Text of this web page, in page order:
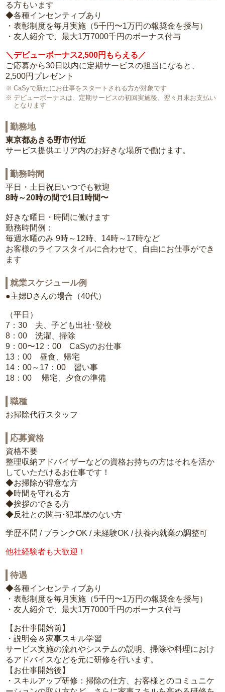
る方もいます
◆各種インセンティブあり
・表彰制度を毎月実施（5千円〜1万円の報奨金を授与）
・友人紹介で、最大1万7000千円のボーナス付与
＼デビューボーナス2,500円もらえる／
ご応募から30日以内に定期サービスの担当になると、
2,500円プレゼント
CaSyで新たにお仕事をスタートされる方が対象です
デビューボーナスは、定期サービスの初回実施後、翌々月末お支払い
となります
勤務地
東京都あきる野市付近
サービス提供エリア内のお好きな場所で働けます。
勤務時間
平日・土日祝日いつでも歓迎
8時～20時の間で1日1時間〜
好きな曜日・時間に働けます
勤務時間例：
毎週水曜のみ 9時～12時、14時～17時など
お客様のライフスタイルに合わせて、自由にお仕事ができ
ます
就業スケジュール例
●主婦Dさんの場合（40代）
（平日）
7：30 夫、子ども出社･登校
8：00 洗濯、掃除
9：00〜12：00 CaSyのお仕事
13：00 昼食、帰宅
14：00～17：00 習い事
18：00 帰宅、夕食の準備
職種
お掃除代行スタッフ
応募資格
資格不要
整理収納アドバイザーなどの資格お持ちの方はそれを活か
していただけるお仕事です！
◆お掃除が得意な方
◆時間を守れる方
◆挨拶のできる方
◆反社との関与･犯罪歴のない方
学歴不問 / ブランクOK / 未経験OK / 扶養内就業の調整可
他社経験者も大歓迎！
待遇
◆各種インセンティブあり
・表彰制度を毎月実施（5千円〜1万円の報奨金を授与）
・友人紹介で、最大1万7000千円のボーナス付与
【お仕事開始前】
・説明会＆家事スキル学習
サービス実施の流れやシステムの説明、掃除や料理におけ
るアドバイスなどを元に研修を行います。
【お仕事開始後】
・スキルアップ研修：掃除の仕方、お客様とのコミュニケ